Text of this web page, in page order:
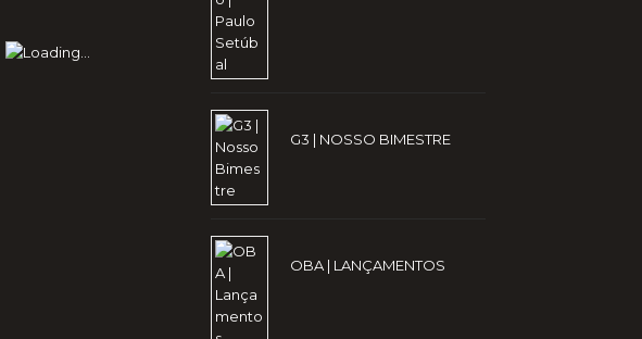
G3 | NOSSO BIMESTRE
OBA | LANÇAMENTOS